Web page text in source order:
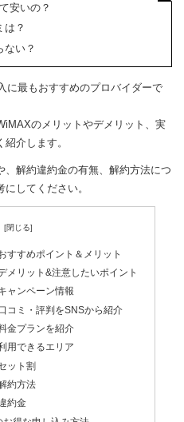
安いの？
は？
ない？
に最もおすすめのプロバイダーで
のメリットやデメリット、実
介します。
解約違約金の有無、解約方法につ
してください。
すすめポイント＆メリット
メリット&注意したいポイント
ャンペーン情報
コミ・評判をSNSから紹介
金プランを紹介
用できるエリア
ット割
約方法
約金